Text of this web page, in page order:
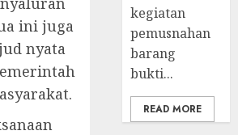
ini juga
nyata
kegiatan
pemusnahan
barang
bukti...
READ MORE